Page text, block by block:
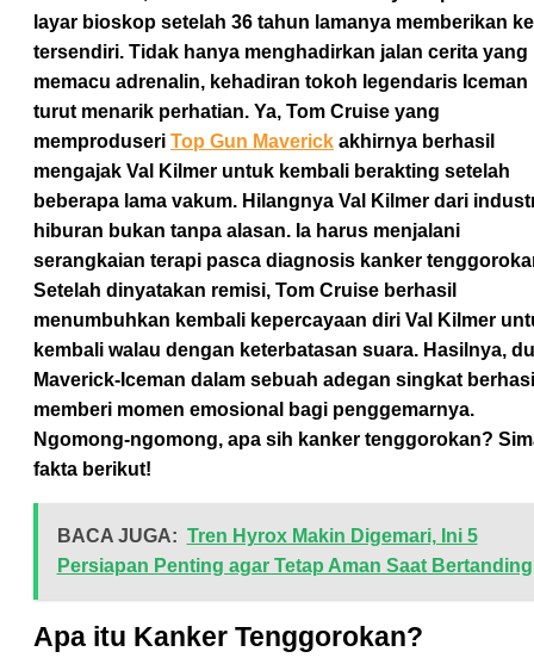
layar bioskop setelah 36 tahun lamanya memberikan
tersendiri. Tidak hanya menghadirkan jalan cerita yang
memacu adrenalin, kehadiran tokoh legendaris Iceman
turut menarik perhatian. Ya, Tom Cruise yang
memproduseri Top Gun Maverick akhirnya berhasil
mengajak Val Kilmer untuk kembali berakting setelah
beberapa lama vakum. Hilangnya Val Kilmer dari
hiburan bukan tanpa alasan. Ia harus menjalani
serangkaian terapi pasca diagnosis kanker
Setelah dinyatakan remisi, Tom Cruise berhasil
menumbuhkan kembali kepercayaan diri Val Kilmer
kembali walau dengan keterbatasan suara. Hasilnya,
Maverick-Iceman dalam sebuah adegan singkat
memberi momen emosional bagi penggemarnya.
Ngomong-ngomong, apa sih kanker tenggorokan?
fakta berikut!
BACA JUGA: Tren Hyrox Makin Digemari, Ini 5
Persiapan Penting agar Tetap Aman Saat Bertanding
Apa itu Kanker Tenggorokan?